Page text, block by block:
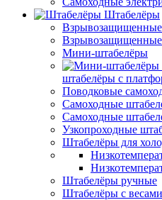
Штабелёры
Взрывозащищенные
Мини-штабелёры
штабелёры с
Поводковые
Самоходные
Самоходные
Узкопроходные
Штабелёры для
Штабелёры ручные
Штабелёры с весами